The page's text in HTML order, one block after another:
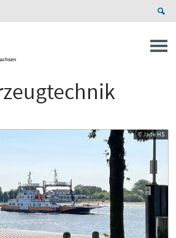
© Jade HS